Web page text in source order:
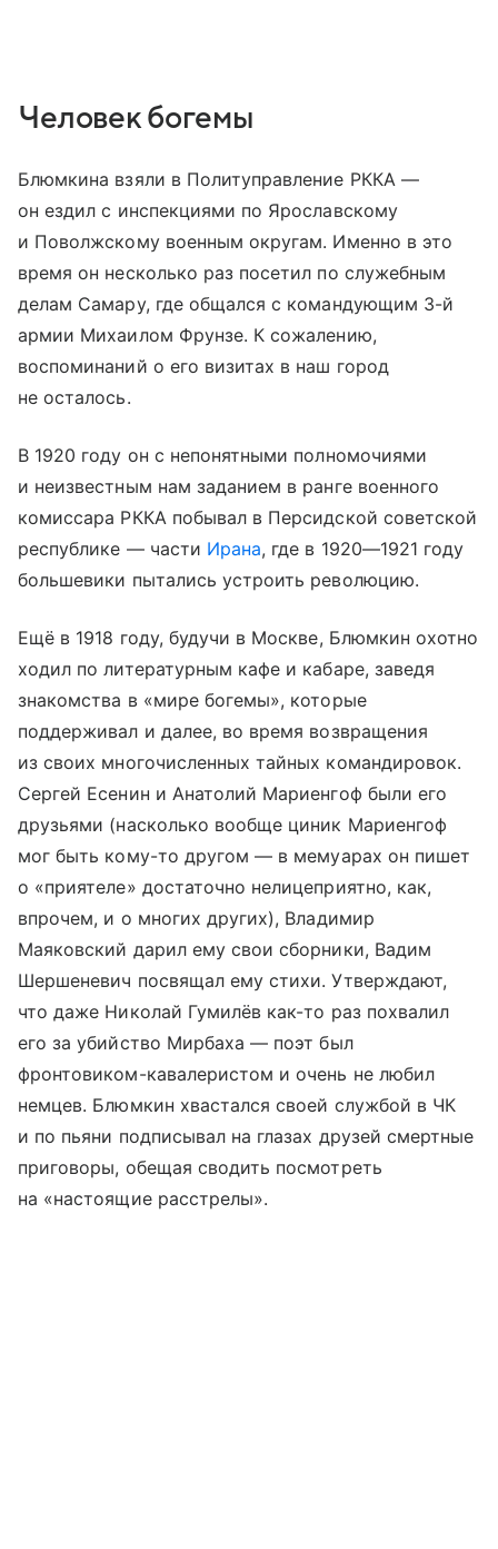
Человек богемы
Блюмкина взяли в Политуправление РККА —
он ездил с инспекциями по Ярославскому
и Поволжскому военным округам. Именно в это
время он несколько раз посетил по служебным
делам Самару, где общался с командующим 3-й
армии Михаилом Фрунзе. К сожалению,
воспоминаний о его визитах в наш город
не осталось.
В 1920 году он с непонятными полномочиями
и неизвестным нам заданием в ранге военного
комиссара РККА побывал в Персидской советской
республике — части Ирана, где в 1920—1921 году
большевики пытались устроить революцию.
Ещё в 1918 году, будучи в Москве, Блюмкин охотно
ходил по литературным кафе и кабаре, заведя
знакомства в «мире богемы», которые
поддерживал и далее, во время возвращения
из своих многочисленных тайных командировок.
Сергей Есенин и Анатолий Мариенгоф были его
друзьями (насколько вообще циник Мариенгоф
мог быть кому-то другом — в мемуарах он пишет
о «приятеле» достаточно нелицеприятно, как,
впрочем, и о многих других), Владимир
Маяковский дарил ему свои сборники, Вадим
Шершеневич посвящал ему стихи. Утверждают,
что даже Николай Гумилёв как-то раз похвалил
его за убийство Мирбаха — поэт был
фронтовиком-кавалеристом и очень не любил
немцев. Блюмкин хвастался своей службой в ЧК
и по пьяни подписывал на глазах друзей смертные
приговоры, обещая сводить посмотреть
на «настоящие расстрелы».